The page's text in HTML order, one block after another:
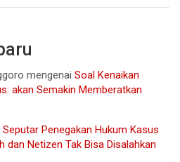
mengenai Soal Kenaikan
akan Semakin Memberatkan
Seputar Penegakan Hukum Kasus
dan Netizen Tak Bisa Disalahkan